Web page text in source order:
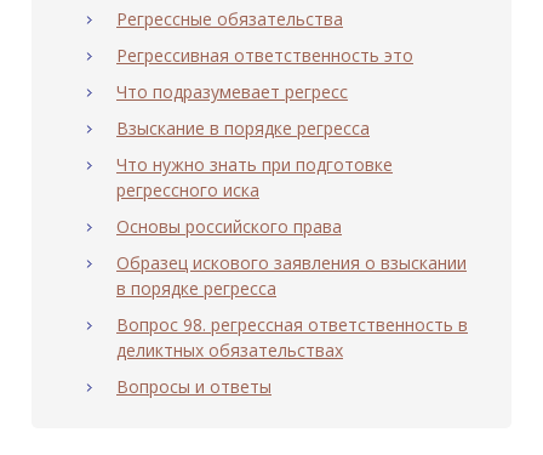
Регрессные обязательства
Регрессивная ответственность это
Что подразумевает регресс
Взыскание в порядке регресса
Что нужно знать при подготовке
регрессного иска
Основы российского права
Образец искового заявления о взыскании
в порядке регресса
Вопрос 98. регрессная ответственность в
деликтных обязательствах
Вопросы и ответы